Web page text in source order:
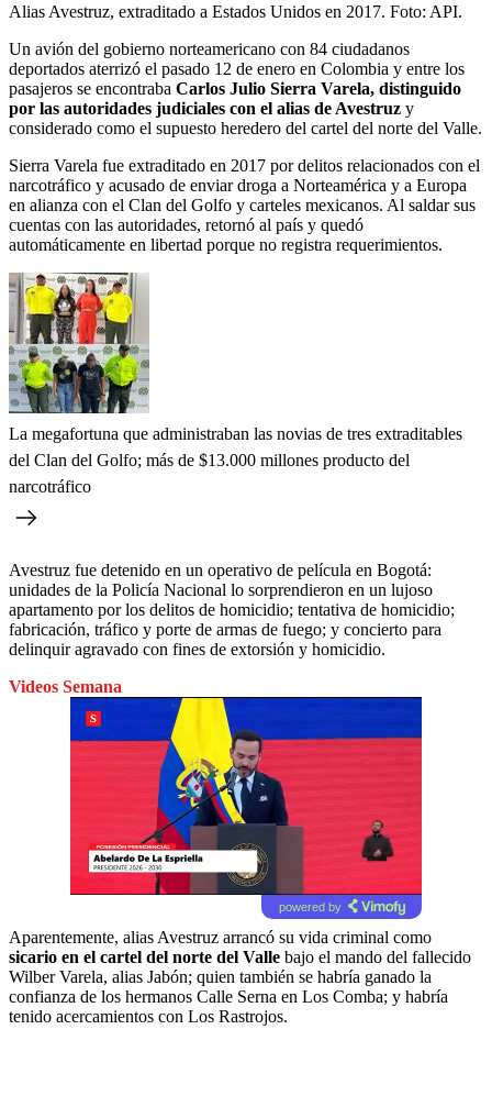
Alias Avestruz, extraditado a Estados Unidos en 2017. Foto: API.
Un avión del gobierno norteamericano con 84 ciudadanos
deportados aterrizó el pasado 12 de enero en Colombia y entre los
pasajeros se encontraba Carlos Julio Sierra Varela, distinguido
por las autoridades judiciales con el alias de Avestruz y
considerado como el supuesto heredero del cartel del norte del Valle.
Sierra Varela fue extraditado en 2017 por delitos relacionados con el
narcotráfico y acusado de enviar droga a Norteamérica y a Europa
en alianza con el Clan del Golfo y carteles mexicanos. Al saldar sus
cuentas con las autoridades, retornó al país y quedó
automáticamente en libertad porque no registra requerimientos.
La megafortuna que administraban las novias de tres extraditables
del Clan del Golfo; más de $13.000 millones producto del
narcotráfico
Avestruz fue detenido en un operativo de película en Bogotá:
unidades de la Policía Nacional lo sorprendieron en un lujoso
apartamento por los delitos de homicidio; tentativa de homicidio;
fabricación, tráfico y porte de armas de fuego; y concierto para
delinquir agravado con fines de extorsión y homicidio.
Videos Semana
powered by
Aparentemente, alias Avestruz arrancó su vida criminal como
sicario en el cartel del norte del Valle bajo el mando del fallecido
Wilber Varela, alias Jabón; quien también se habría ganado la
confianza de los hermanos Calle Serna en Los Comba; y habría
tenido acercamientos con Los Rastrojos.